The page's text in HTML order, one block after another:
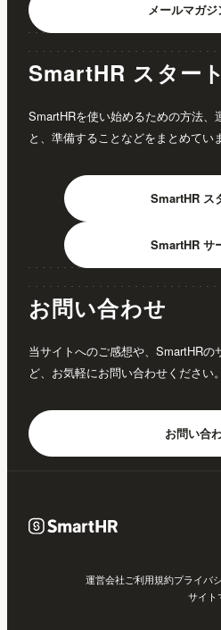
メールマガジ
SmartHR スター
SmartHRを使い始めるための方法、
と、準備することなどをまとめてい
SmartHR ス
SmartHR サ
お問い合わせ
当サイトへのご感想や、SmartHRの
ど、お気軽にお問い合わせください。
お問い合
運営会社ご利用規約プライバ
サイト